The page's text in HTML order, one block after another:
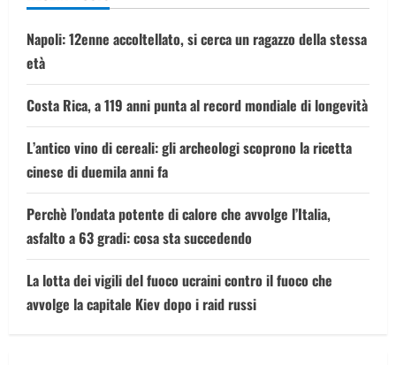
Napoli: 12enne accoltellato, si cerca un ragazzo della stessa
età
Costa Rica, a 119 anni punta al record mondiale di longevità
L’antico vino di cereali: gli archeologi scoprono la ricetta
cinese di duemila anni fa
Perchè l’ondata potente di calore che avvolge l’Italia,
asfalto a 63 gradi: cosa sta succedendo
La lotta dei vigili del fuoco ucraini contro il fuoco che
avvolge la capitale Kiev dopo i raid russi